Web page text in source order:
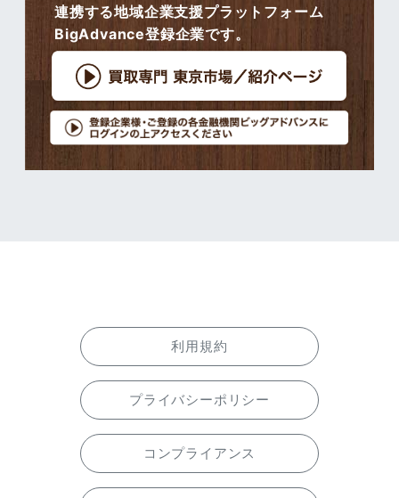
連携する地域企業支援プラットフォーム
BigAdvance登録企業です。
利用規約
プライバシーポリシー
コンプライアンス